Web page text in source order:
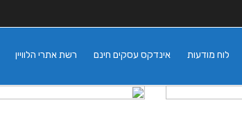
רשת אתרי הלוויין אינדקס עסקים חינם לוח מודעות